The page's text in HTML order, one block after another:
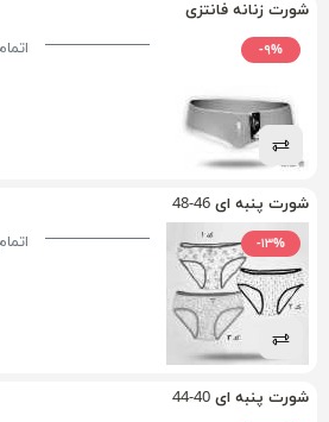
شورت زنانه فانتزی
-۹%
شورت پنبه ای 46-48
-۱۳%
شورت پنبه ای 40-44